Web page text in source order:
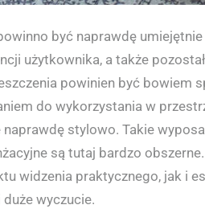
być naprawdę
użytkownika, a także
powinien być bowiem
do wykorzystania w
stylowo. Takie
są tutaj bardzo obszerne.
widzenia praktycznego, jak i
wyczucie.